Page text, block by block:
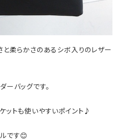
と柔らかさのあるシボ入りのレザー
ーバッグです。
ットも使いやすいポイント♪
です😊